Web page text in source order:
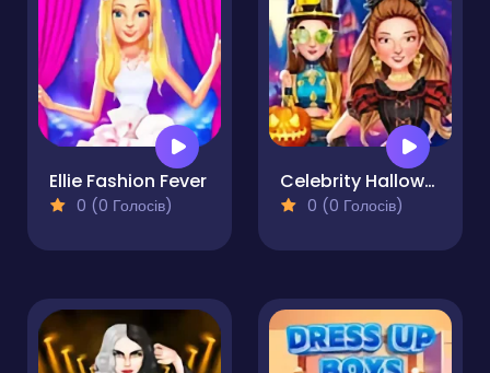
Ellie Fashion Fever
0 (0 Голосів)
Celebrity Halloween Costumes
0 (0 Голосів)